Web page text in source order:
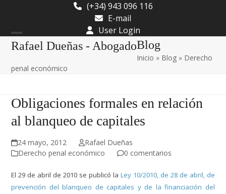
content
(+34) 943 096 116
E-mail
User Login
Rafael Dueñas - Abogado
Open
menu
Close
menu
Blog
Inicio » Blog » Derecho
penal económico
Obligaciones formales en relación
al blanqueo de capitales
24 mayo, 2012
Rafael Dueñas
Derecho penal económico
0 comentarios
El 29 de abril de 2010 se publicó la Ley 10/2010, de 28 de abril, de
prevención del blanqueo de capitales y de la financiación del